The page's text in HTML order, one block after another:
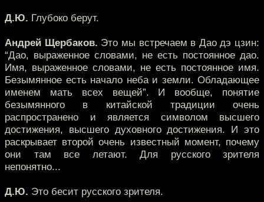
Д.Ю. Глубоко берут.
Андрей Щербаков. Это мы встречаем в Дао дэ цзин:
“Дао, выраженное словами, не есть постоянное дао.
Имя, выраженное словами, не есть постоянное имя.
Безымянное есть начало неба и земли. Обладающее
именем мать всех вещей”. И вообще, понятие
безымянного в китайской традиции очень
распространено и является символом высшего
достижения, высшего духовного достижения. И это
раскрывает второй очень известный момент, почему
они там все летают. Для русского зрителя
непонятно...
Д.Ю. Это бесит русского зрителя.